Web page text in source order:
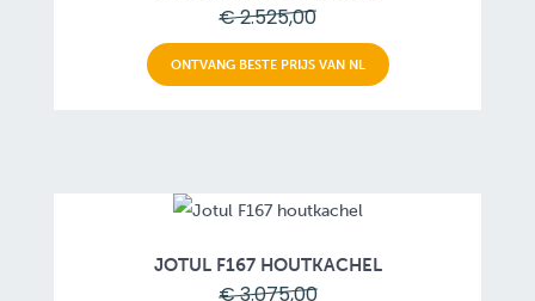
€ 2.525,00
ONTVANG BESTE PRIJS VAN NL
JOTUL F167 HOUTKACHEL
€ 3.075,00